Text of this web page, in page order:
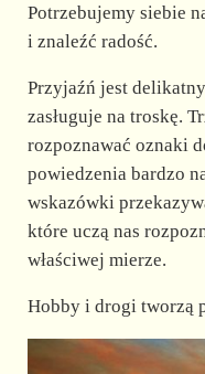
Potrzebujemy siebie
i znaleźć radość.
Przyjaźń jest
zasługuje na troskę.
rozpoznawać oznaki
powiedzenia bardzo
wskazówki
które uczą nas
właściwej mierze.
Hobby i drogi tworzą